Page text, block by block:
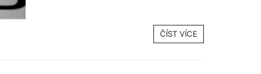
ČÍST VÍCE